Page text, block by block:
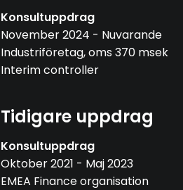
Konsultuppdrag
November 2024 - Nuvarande
Industriföretag, oms 370 msek
Interim controller
Tidigare uppdrag
Konsultuppdrag
Oktober 2021 - Maj 2023
EMEA Finance organisation